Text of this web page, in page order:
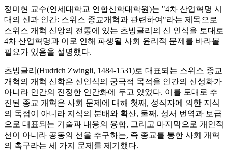
정미현 교수(연세대학교 연합신학대학원)는 "4차 산업혁명 시
대의 신과 인간: 스위스 종교개혁과 관련하여"라는 제목으로
스위스 개혁 신앙의 전통에 있는 츠빙글리의 신 인식을 토대로
4차 산업혁명과 이로 인해 파생될 사회 윤리적 문제를 바라볼
필요가 있음을 설명했다.
츠빙글리(Hudrich Zwingli, 1484-1531)로 대표되는 스위스 종교
개혁의 개혁 신학은 신인식의 궁극적 목적을 인간의 신성화가
아니라 인간의 진정한 인간화에 두고 있었다. 이를 토대로 추
진된 종교 개혁은 사회 문제에 대해 첫째, 성직자에 의한 지식
의 독점이 아니라 지식의 분배와 확산, 둘째, 성서 번역과 보급
으로 대표되는 기술과 내용의 융합, 그리고 마지막으로 개인적
선이 아니라 공동의 선을 추구하는, 즉 종교를 통한 사회 개혁
의 촉구라는 세 가지 문제를 제기했다.